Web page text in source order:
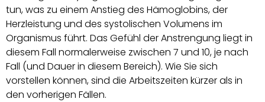
tun, was zu einem Anstieg des Hämoglobins, der
Herzleistung und des systolischen Volumens im
Organismus führt. Das Gefühl der Anstrengung liegt in
diesem Fall normalerweise zwischen 7 und 10, je nach
Fall (und Dauer in diesem Bereich). Wie Sie sich
vorstellen können, sind die Arbeitszeiten kürzer als in
den vorherigen Fällen.